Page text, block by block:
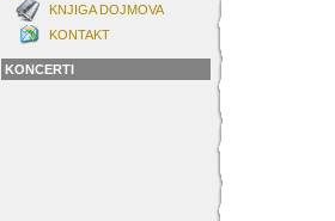
KNJIGA DOJMOVA
KONTAKT
KONCERTI